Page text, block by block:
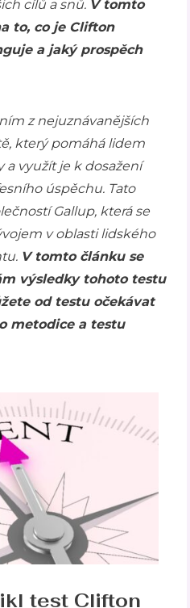
cílů a snů. V tomto
to, co je Clifton
a jaký prospěch
z nejuznávanějších
který pomáhá lidem
a využít je k dosažení
úspěchu. Tato
Gallup, která se
v oblasti lidského
V tomto článku se
výsledky tohoto testu
od testu očekávat
metodice a testu
test Clifton